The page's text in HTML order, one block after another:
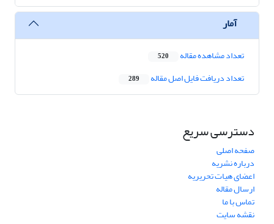
آمار
تعداد مشاهده مقاله 520
تعداد دریافت فایل اصل مقاله 289
دسترسی سریع
صفحه اصلی
درباره نشریه
اعضای هیات تحریریه
ارسال مقاله
تماس با ما
نقشه سایت